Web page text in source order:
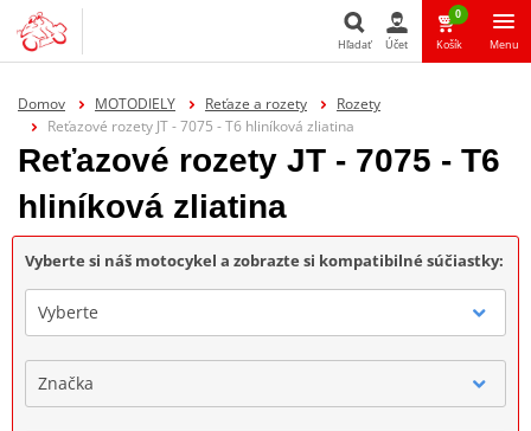
Hľadať Účet
0
Košík Menu
Domov MOTODIELY Reťaze a rozety
Rozety
Reťazové rozety JT - 7075 - T6 hliníková zliatina
Reťazové rozety JT - 7075 - T6
hliníková zliatina
Vyberte si náš motocykel a zobrazte si kompatibilné súčiastky:
Vyberte
Značka